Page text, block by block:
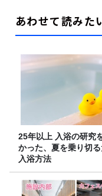
あわせて読みた
25年以上 入浴の研究
かった、夏を乗り切
入浴方法